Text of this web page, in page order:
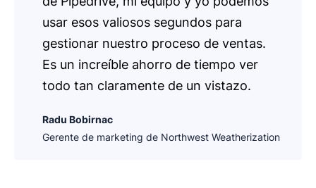
usar esos valiosos segundos para
gestionar nuestro proceso de ventas.
Es un increíble ahorro de tiempo ver
todo tan claramente de un vistazo.
Radu Bobirnac
Gerente de marketing de Northwest Weatherization